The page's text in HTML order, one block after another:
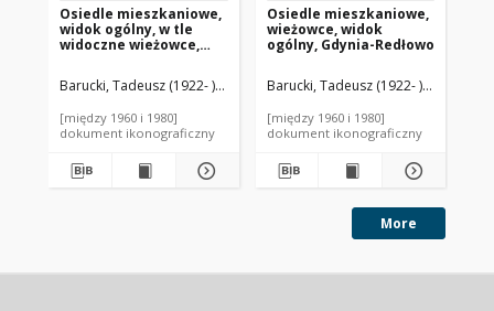
Osiedle mieszkaniowe,
widok ogólny, w tle
widoczne wieżowce,
Barucki, Tadeusz (1922- ). Fotograf
[między 1960 i 1980]
dokument ikonograficzny
Osiedle mieszkaniowe,
wieżowce, widok
ogólny, Gdynia-Redłowo
Barucki, Tadeusz (1922- ). Fotograf
[między 1960 i 1980]
dokument ikonograficzny
More